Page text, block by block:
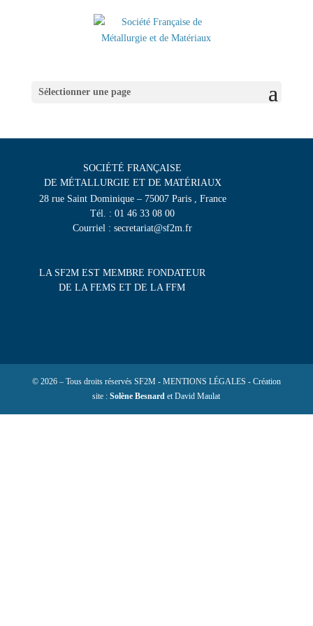
Sélectionner une page
SOCIÉTÉ FRANÇAISE
DE MÉTALLURGIE ET DE MATÉRIAUX
28 rue Saint Dominique – 75007 Paris , France
Tél. : 01 46 33 08 00
Courriel : secretariat@sf2m.fr
LA SF2M EST MEMBRE FONDATEUR
DE LA FEMS ET DE LA FFM
© 2026 – Tous droits réservés SF2M - MENTIONS LÉGALES - Création
site :Solène Besnard et David Maulat